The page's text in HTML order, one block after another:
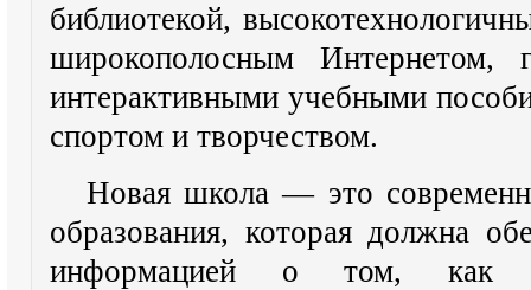
библиотекой,
широкополосным Интернетом,
интерактивными учебными
спортом и творчеством.
Новая школа — это
образования, которая должна
информацией о том, как